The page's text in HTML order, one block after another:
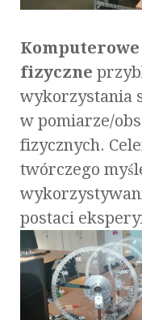
fizyczne
wykorzystania
w pomiarze/
fizycznych.
twórczego
postaci